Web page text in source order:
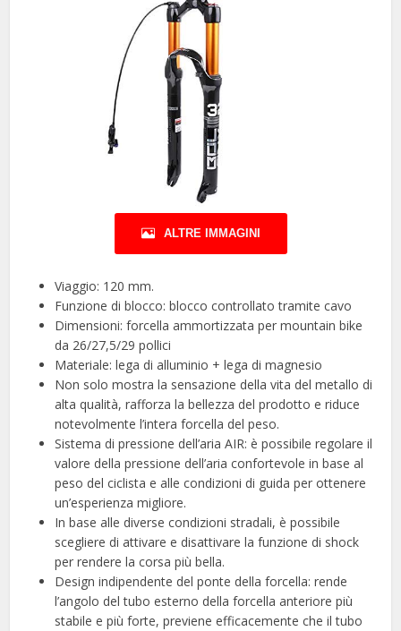
ALTRE IMMAGINI
Viaggio: 120 mm.
Funzione di blocco: blocco controllato tramite cavo
Dimensioni: forcella ammortizzata per mountain bike
da 26/27,5/29 pollici
Materiale: lega di alluminio + lega di magnesio
Non solo mostra la sensazione della vita del metallo di
alta qualità, rafforza la bellezza del prodotto e riduce
notevolmente l’intera forcella del peso.
Sistema di pressione dell’aria AIR: è possibile regolare il
valore della pressione dell’aria confortevole in base al
peso del ciclista e alle condizioni di guida per ottenere
un’esperienza migliore.
In base alle diverse condizioni stradali, è possibile
scegliere di attivare e disattivare la funzione di shock
per rendere la corsa più bella.
Design indipendente del ponte della forcella: rende
l’angolo del tubo esterno della forcella anteriore più
stabile e più forte, previene efficacemente che il tubo